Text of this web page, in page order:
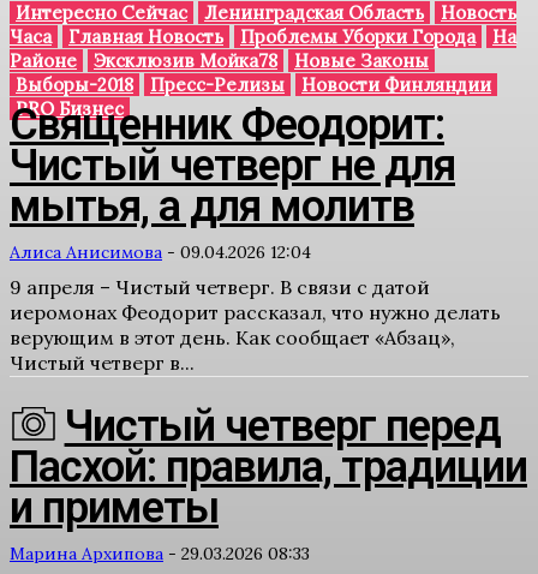
Интересно Сейчас Ленинградская Область
Новость
Часа
Главная Новость Проблемы Уборки Города
На
Районе
Эксклюзив Мойка78
Новые Законы
Выборы-2018
Пресс-Релизы
Новости Финляндии
PRO Бизнес
Священник Феодорит:
Чистый четверг не для
мытья, а для молитв
Алиса Анисимова - 09.04.2026 12:04
9 апреля – Чистый четверг. В связи с датой
иеромонах Феодорит рассказал, что нужно делать
верующим в этот день. Как сообщает «Абзац»,
Чистый четверг в...
Чистый четверг перед
Пасхой: правила, традиции
и приметы
Марина Архипова - 29.03.2026 08:33